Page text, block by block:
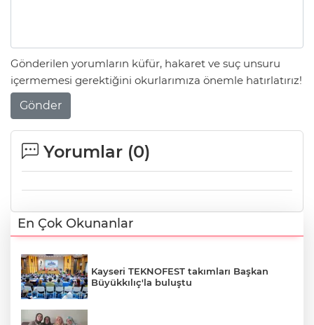
Gönderilen yorumların küfür, hakaret ve suç unsuru
içermemesi gerektiğini okurlarımıza önemle hatırlatırız!
Gönder
Yorumlar (0)
En Çok Okunanlar
Kayseri TEKNOFEST takımları Başkan
Büyükkılıç'la buluştu